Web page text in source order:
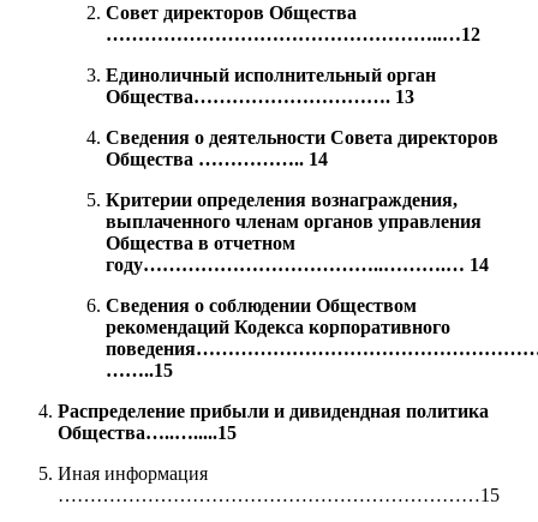
Совет директоров Общества
……………………………………………..…12
Единоличный исполнительный орган
Общества…………………………. 13
Сведения о деятельности Совета директоров
Общества …………….. 14
Критерии определения вознаграждения,
выплаченного членам органов управления
Общества в отчетном
году………………………………..……….… 14
Сведения о соблюдении Обществом
рекомендаций Кодекса корпоративного
……..15
Распределение прибыли и дивидендная политика
Общества…..….....15
Иная информация
…………………………………………………………15